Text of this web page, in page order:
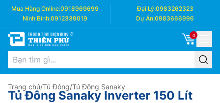
Mua Hàng Online:0918969699 Đại Lý:0983262323
Ninh Bình:0912339019 Dự Án:0983666996
0
Trang chủ/Tủ Đông/Tủ Đông Sanaky
Tủ Đông Sanaky Inverter 150 Lít